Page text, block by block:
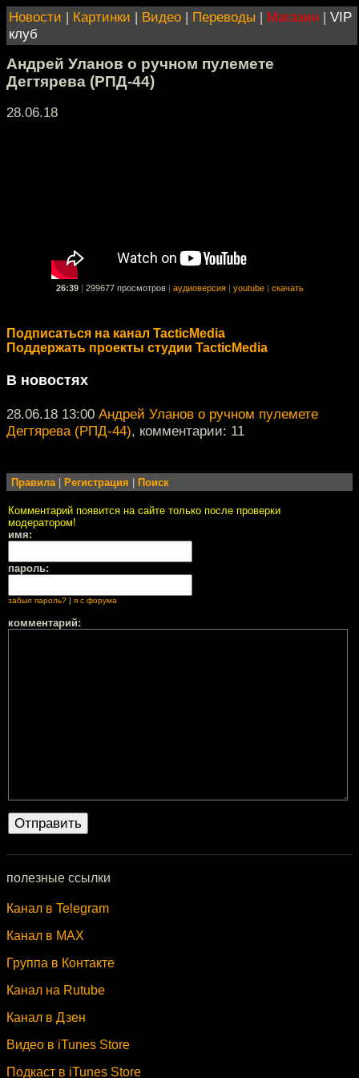
Новости | Картинки | Видео | Переводы | Магазин | VIP
клуб
Андрей Уланов о ручном пулемете
Дегтярева (РПД-44)
28.06.18
26:39 299677 просмотров аудиоверсия youtube скачать
Подписаться на канал TacticMedia
Поддержать проекты студии TacticMedia
В новостях
28.06.18 13:00 Андрей Уланов о ручном пулемете
Дегтярева (РПД-44), комментарии: 11
Правила| Регистрация Поиск
Комментарий появится на сайте только после проверки
модератором!
имя:
пароль:
забыл пароль? я с форума
комментарий:
полезные ссылки
Канал в Telegram
Канал в MAX
Группа в Контакте
Канал на Rutube
Канал в Дзен
Видео в iTunes Store
Подкаст в iTunes Store